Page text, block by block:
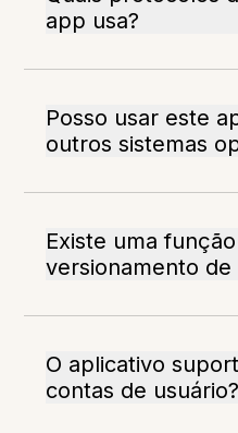
app usa?
Posso usar este
outros sistemas
Existe uma
versionamento de
O aplicativo
contas de usuário?